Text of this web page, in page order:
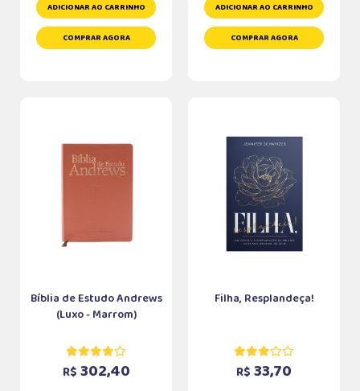
ADICIONAR AO CARRINHO
COMPRAR AGORA
ADICIONAR AO CARRINHO
COMPRAR AGORA
Bíblia de Estudo Andrews
(Luxo - Marrom)
R$ 302,40
Filha, Resplandeça!
R$ 33,70